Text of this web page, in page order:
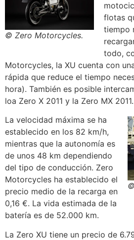
© Zero Motorcycles.
flotas
tiempo
todo,
Motorcycles, la XU cuenta con
rápida que reduce el tiempo
hora). También es posible
loa Zero X 2011 y la Zero MX 2011.
La velocidad máxima se ha
establecido en los 82 km/h,
mientras que la autonomía es
de unos 48 km dependiendo
del tipo de conducción. Zero
Motorcycles ha establecido el
precio medio de la recarga en
0,16 €. La vida estimada de la
batería es de 52.000 km.
La Zero XU tiene un precio de